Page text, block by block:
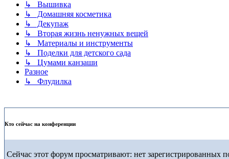
↳ Вышивка
↳ Домашняя косметика
↳ Декупаж
↳ Вторая жизнь ненужных вещей
↳ Материалы и инструменты
↳ Поделки для детского сада
↳ Цумами канзаши
Разное
↳ Флудилка
Кто сейчас на конференции
Сейчас этот форум просматривают: нет зарегистрированных